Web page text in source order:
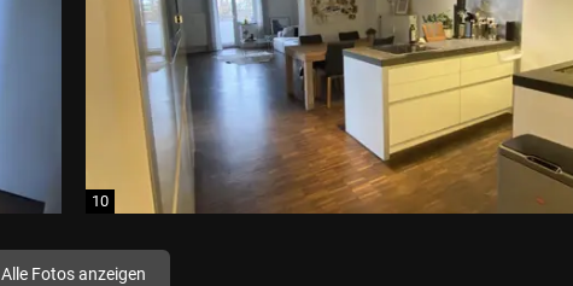
Alle Fotos anzeigen